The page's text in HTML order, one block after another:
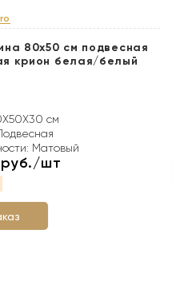
80x50 см подвесная
крион белая/белый
см
Матовый
руб./шт